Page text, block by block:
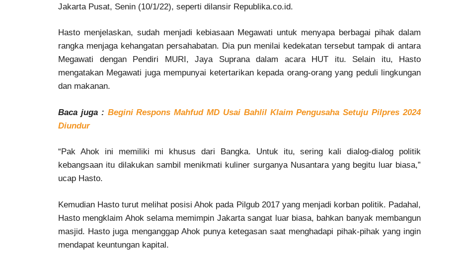
Jakarta Pusat, Senin (10/1/22), seperti dilansir Republika.co.id.
Hasto menjelaskan, sudah menjadi kebiasaan Megawati untuk menyapa berbagai pihak dalam
rangka menjaga kehangatan persahabatan. Dia pun menilai kedekatan tersebut tampak di antara
Megawati dengan Pendiri MURI, Jaya Suprana dalam acara HUT itu. Selain itu, Hasto
mengatakan Megawati juga mempunyai ketertarikan kepada orang-orang yang peduli lingkungan
dan makanan.
Baca juga : Begini Respons Mahfud MD Usai Bahlil Klaim Pengusaha Setuju Pilpres 2024
Diundur
“Pak Ahok ini memiliki mi khusus dari Bangka. Untuk itu, sering kali dialog-dialog politik
kebangsaan itu dilakukan sambil menikmati kuliner surganya Nusantara yang begitu luar biasa,”
ucap Hasto.
Kemudian Hasto turut melihat posisi Ahok pada Pilgub 2017 yang menjadi korban politik. Padahal,
Hasto mengklaim Ahok selama memimpin Jakarta sangat luar biasa, bahkan banyak membangun
masjid. Hasto juga menganggap Ahok punya ketegasan saat menghadapi pihak-pihak yang ingin
mendapat keuntungan kapital.